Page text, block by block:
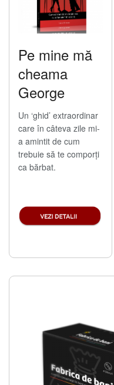
Pe mine mă
cheama
George
Un ‘ghid’ extraordinar
care în câteva zile mi-
a amintit de cum
trebuie să te comporți
ca bărbat.